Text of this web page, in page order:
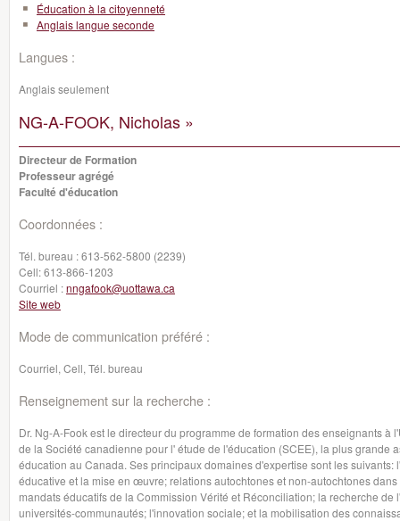
Éducation à la citoyenneté
Anglais langue seconde
Langues :
Anglais seulement
NG-A-FOOK, Nicholas »
Directeur de Formation
Professeur agrégé
Faculté d'éducation
Coordonnées :
Tél. bureau :613-562-5800 (2239)
Cell:613-866-1203
Courriel :nngafook@uottawa.ca
Site web
Mode de communication préféré :
Courriel, Cell, Tél. bureau
Renseignement sur la recherche :
Dr. Ng-A-Fook est le directeur du programme de formation des enseignants à
de la Société canadienne pour l' étude de l'éducation (SCEE), la plus grande
éducation au Canada. Ses principaux domaines d'expertise sont les
éducative et la mise en œuvre; relations autochtones et non-autochtones
mandats éducatifs de la Commission Vérité et Réconciliation; la recherche
universités-communautés; l'innovation sociale; et la mobilisation des